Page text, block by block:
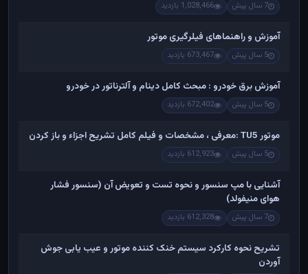
7 سال پیش 1,028,466 بازدید
آموزش و راهنماهای فیلرگیری موتور
5 سال پیش 673,467 بازدید
آموزش برق خودرو : مبحث کامل دینام و آلترناتور در خودرو
5 سال پیش 672,402 بازدید
موتور TU5 :معرفی ، مشخصات و فیلم کامل تشریح اجزاء و باز کردن
5 سال پیش 612,923 بازدید
آشنایی با مپ سنسور و نحوه تست و تعویض آن (سنسور فشار
هوای منیفولد)
7 سال پیش 612,328 بازدید
تشریح نحوه کارکرد سیستم خنک کننده موتور و عیب یابی جوش
آوردن